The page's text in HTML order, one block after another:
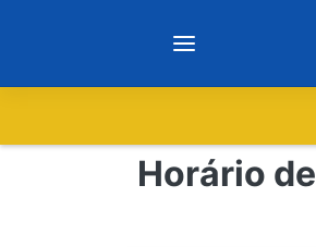
Notícias
Horário